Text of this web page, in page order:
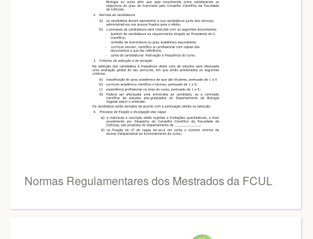
Normas Regulamentares dos Mestrados da FCUL